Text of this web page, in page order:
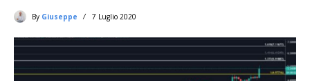
By Giuseppe 7 Luglio 2020